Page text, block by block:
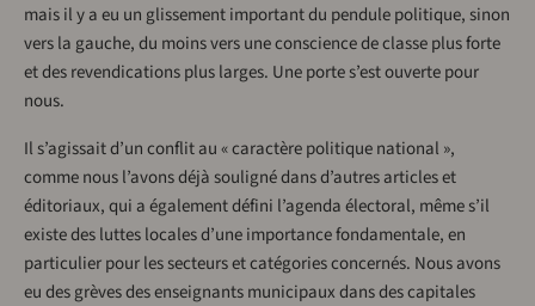
mais il y a eu un glissement important du pendule politique, sinon
vers la gauche, du moins vers une conscience de classe plus forte
et des revendications plus larges. Une porte s’est ouverte pour
nous.
Il s’agissait d’un conflit au « caractère politique national »,
comme nous l’avons déjà souligné dans d’autres articles et
éditoriaux, qui a également défini l’agenda électoral, même s’il
existe des luttes locales d’une importance fondamentale, en
particulier pour les secteurs et catégories concernés. Nous avons
eu des grèves des enseignants municipaux dans des capitales